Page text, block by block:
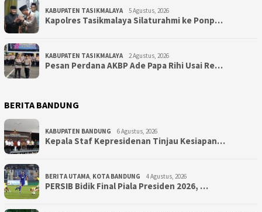
KABUPATEN TASIKMALAYA 5 Agustus, 2026
Kapolres Tasikmalaya Silaturahmi ke Ponp…
KABUPATEN TASIKMALAYA 2 Agustus, 2026
Pesan Perdana AKBP Ade Papa Rihi Usai Re…
BERITA BANDUNG
KABUPATEN BANDUNG 6 Agustus, 2026
Kepala Staf Kepresidenan Tinjau Kesiapan…
BERITA UTAMA, KOTA BANDUNG 4 Agustus, 2026
PERSIB Bidik Final Piala Presiden 2026, …